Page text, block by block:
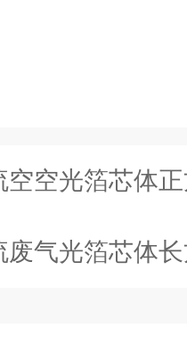
空空光箔芯体
废气光箔芯体